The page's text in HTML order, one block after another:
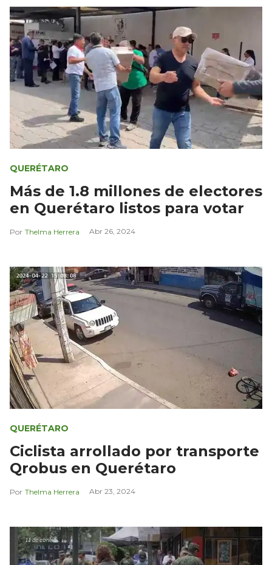
QUERÉTARO
Más de 1.8 millones de electores
en Querétaro listos para votar
Thelma Herrera Abr 26, 2024
QUERÉTARO
Ciclista arrollado por transporte
Qrobus en Querétaro
Thelma Herrera Abr 23, 2024